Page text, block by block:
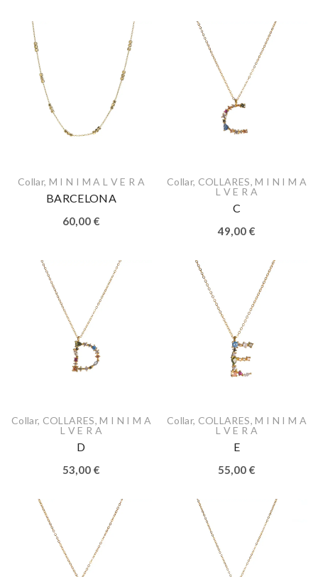
Collar, M I N I M A L V E R A
BARCELONA
60,00 €
Collar, COLLARES,M I N I M A
L V E R A
C
49,00 €
Collar, COLLARES,M I N I M A
L V E R A
D
53,00 €
Collar, COLLARES,M I N I M A
L V E R A
E
55,00 €